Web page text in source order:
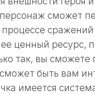
сможет
ценный ресурс,
так, вы сможете
быть вам
имеется